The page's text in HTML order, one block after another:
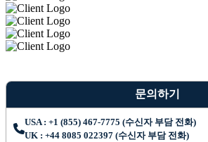
문의하기
USA : +1 (855) 467-7775 (수신자 부담 전화)
UK : +44 8085 022397 (수신자 부담 전화)